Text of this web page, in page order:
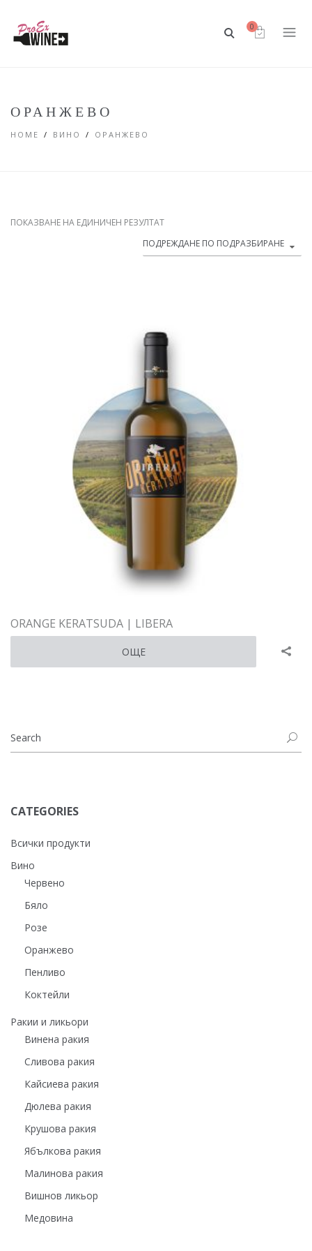
0
ОРАНЖЕВО
HOME ВИНО ОРАНЖЕВО
ПОКАЗВАНЕ НА ЕДИНИЧЕН РЕЗУЛТАТ
ORANGE KERATSUDA | LIBERA
ОЩЕ
CATEGORIES
Всички продукти
Вино
Червено
Бяло
Розе
Оранжево
Пенливo
Коктейли
Ракии и ликьори
Винена ракия
Сливова ракия
Кайсиева ракия
Дюлева ракия
Крушова ракия
Ябълкова ракия
Малинова ракия
Вишнов ликьор
Медовина